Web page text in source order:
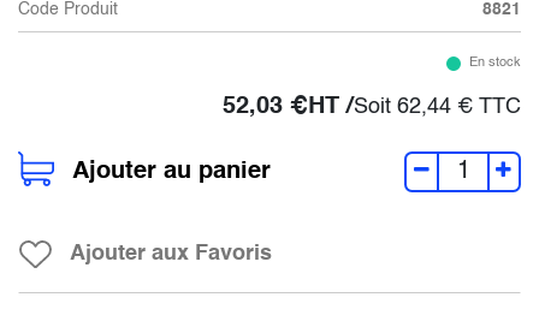
Code Produit 8821
En stock
52,03 €HT /Soit 62,44 € TTC
Ajouter au panier
Ajouter aux Favoris